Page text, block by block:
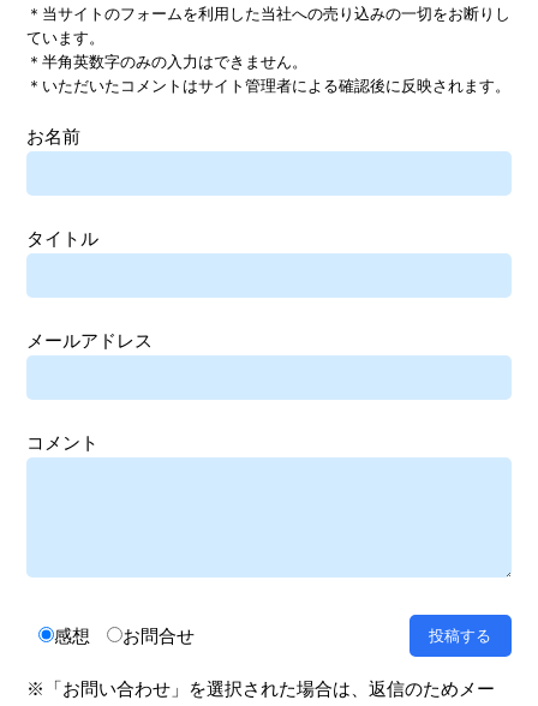
＊当サイトのフォームを利用した当社への売り込みの一切をお断りし
ています。
＊半角英数字のみの入力はできません。
＊いただいたコメントはサイト管理者による確認後に反映されます。
お名前
タイトル
メールアドレス
コメント
感想 お問合せ
※「お問い合わせ」を選択された場合は、返信のためメー